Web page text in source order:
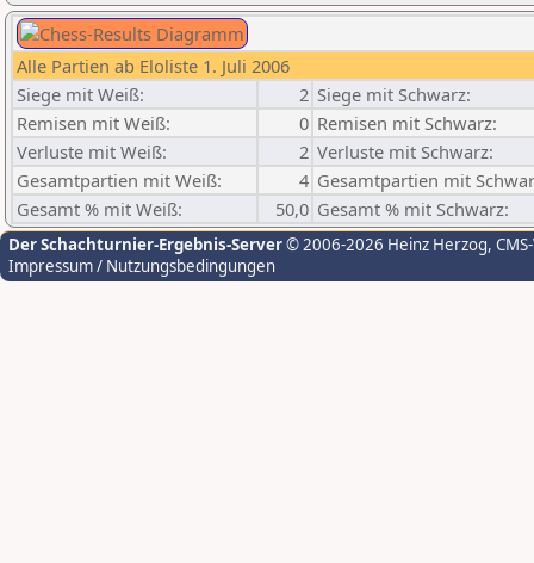
Alle Partien ab Eloliste 1. Juli 2006
Siege mit Weiß:
2 Siege mit Schwarz:
Remisen mit Weiß:
0 Remisen mit Schwarz:
Verluste mit Weiß:
2 Verluste mit Schwarz:
Gesamtpartien mit Weiß:
4 Gesamtpartien mit
Gesamt % mit Weiß:
50,0 Gesamt % mit Schwarz:
Der Schachturnier-Ergebnis-Server© 2006-2026 Heinz Herzog,
Impressum / Nutzungsbedingungen